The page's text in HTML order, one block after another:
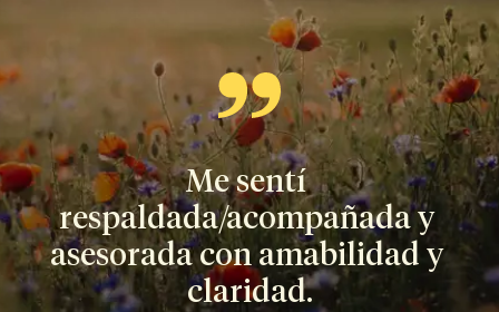
Me sentí
respaldada/acompañada y
asesorada con amabilidad y
claridad.